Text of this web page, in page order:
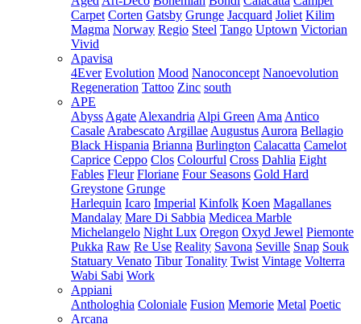
Carpet Corten Gatsby Grunge Jacquard Joliet Kilim
Magma Norway Regio Steel Tango Uptown Victorian
Vivid
Apavisa
4Ever Evolution Mood Nanoconcept Nanoevolution
Regeneration Tattoo Zinc south
APE
Abyss Agate Alexandria Alpi Green Ama Antico
Casale Arabescato Argillae Augustus Aurora Bellagio
Black Hispania Brianna Burlington Calacatta Camelot
Caprice Ceppo Clos Colourful Cross Dahlia Eight
Fables Fleur Floriane Four Seasons Gold Hard
Greystone Grunge
Harlequin Icaro Imperial Kinfolk Koen Magallanes
Mandalay Mare Di Sabbia Medicea Marble
Michelangelo Night Lux Oregon Oxyd Jewel Piemonte
Pukka Raw Re Use Reality Savona Seville Snap Souk
Statuary Venato Tibur Tonality Twist Vintage Volterra
Wabi Sabi Work
Appiani
Anthologhia Coloniale Fusion Memorie Metal Poetic
Arcana